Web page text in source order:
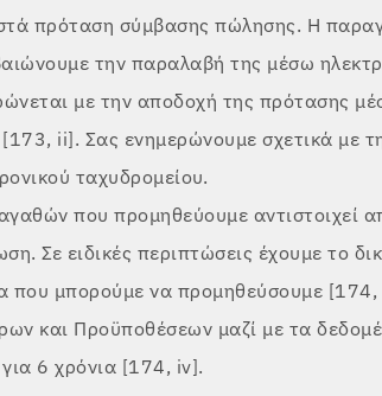
πρόταση σύμβασης πώλησης. Η
την παραλαβή της μέσω
με την αποδοχή της πρότασης
[173, ii]. Σας ενημερώνουμε σχετικά με
ταχυδρομείου.
που προμηθεύουμε αντιστοιχεί
Σε ειδικές περιπτώσεις έχουμε το
που μπορούμε να προμηθεύσουμε
και Προϋποθέσεων μαζί με τα
6 χρόνια [174, iv].